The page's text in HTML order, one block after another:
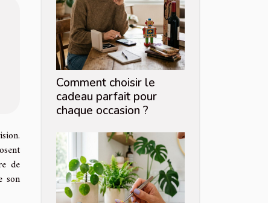
de
son
Comment choisir le
cadeau parfait pour
chaque occasion ?